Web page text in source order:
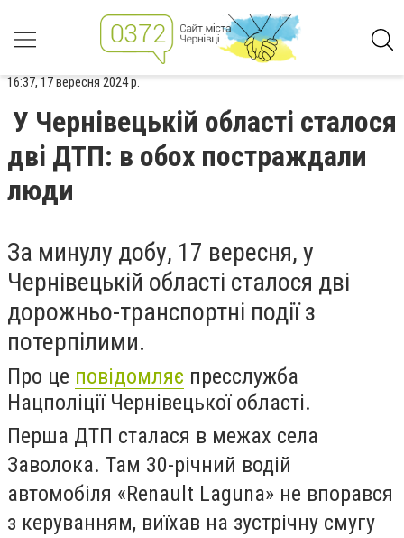
16:37, 17 вересня 2024 р.
У Чернівецькій області сталося
дві ДТП: в обох постраждали
люди
За минулу добу, 17 вересня, у
Чернівецькій області сталося дві
дорожньо-транспортні події з
потерпілими.
Про це повідомляє пресслужба
Нацполіції Чернівецької області.
Перша ДТП сталася в межах села
Заволока. Там 30-річний водій
автомобіля «Renault Laguna» не впорався
з керуванням, виїхав на зустрічну смугу